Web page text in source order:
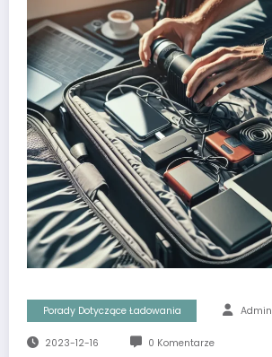
Porady Dotyczące Ładowania Admin
2023-12-16 0 Komentarze